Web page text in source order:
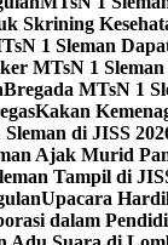
Skrining
1 Sleman
MTsN 1
Bregada MTsN 1
Kakan
di JISS
Ajak Murid
Tampil di
Upacara
dalam